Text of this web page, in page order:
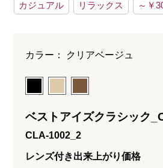
カジュアル リラックス ～￥
カラー： クリアベージュ
ベストアイズクラシック
CLA-1002_2
レンズ付き出来上がり価格